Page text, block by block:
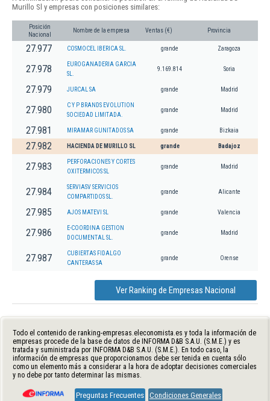
Murillo Sl y empresas con posiciones similares:
Posición
Nacional
Nombre de la empresa Ventas (€) Provincia
27.977 COSMOCEL IBERICA SL. grande Zaragoza
27.978
EUROGANADERIA GARCIA
SL.
9.169.814 Soria
27.979 JURCAL SA grande Madrid
27.980
C Y P BRANDS EVOLUTION
SOCIEDAD LIMITADA.
grande Madrid
27.981 MIRAMAR GUNITADOS SA grande Bizkaia
27.982 HACIENDA DE MURILLO SL grande Badajoz
27.983
PERFORACIONES Y CORTES
OXITERMICOS SL
grande Madrid
27.984
SERVIASV SERVICIOS
COMPARTIDOS SL.
grande Alicante
27.985 AJOS MATEVI SL grande Valencia
27.986
E-COORDINA GESTION
DOCUMENTAL SL.
grande Madrid
27.987
CUBIERTAS FIDALGO
CANTERAS SA
grande Orense
Ver Ranking de Empresas Nacional
Todo el contenido de ranking-empresas.eleconomista.es y toda la información de
empresas procede de la base de datos de INFORMA D&B S.A.U. (S.M.E.) y es
tratada y suministrada por INFORMA D&B S.A.U. (S.M.E.). En todo caso, la
información de empresas que proporcionamos debe ser tenida en cuenta sólo
como un elemento más a considerar a la hora de adoptar decisiones comerciales
y no debe por tanto determinar las mismas.
Preguntas Frecuentes Condiciones Generales